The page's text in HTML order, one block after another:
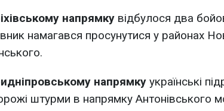
напрямку відбулося два
намагався просунутися у районах
напрямку українські
штурми в напрямку Антонівського